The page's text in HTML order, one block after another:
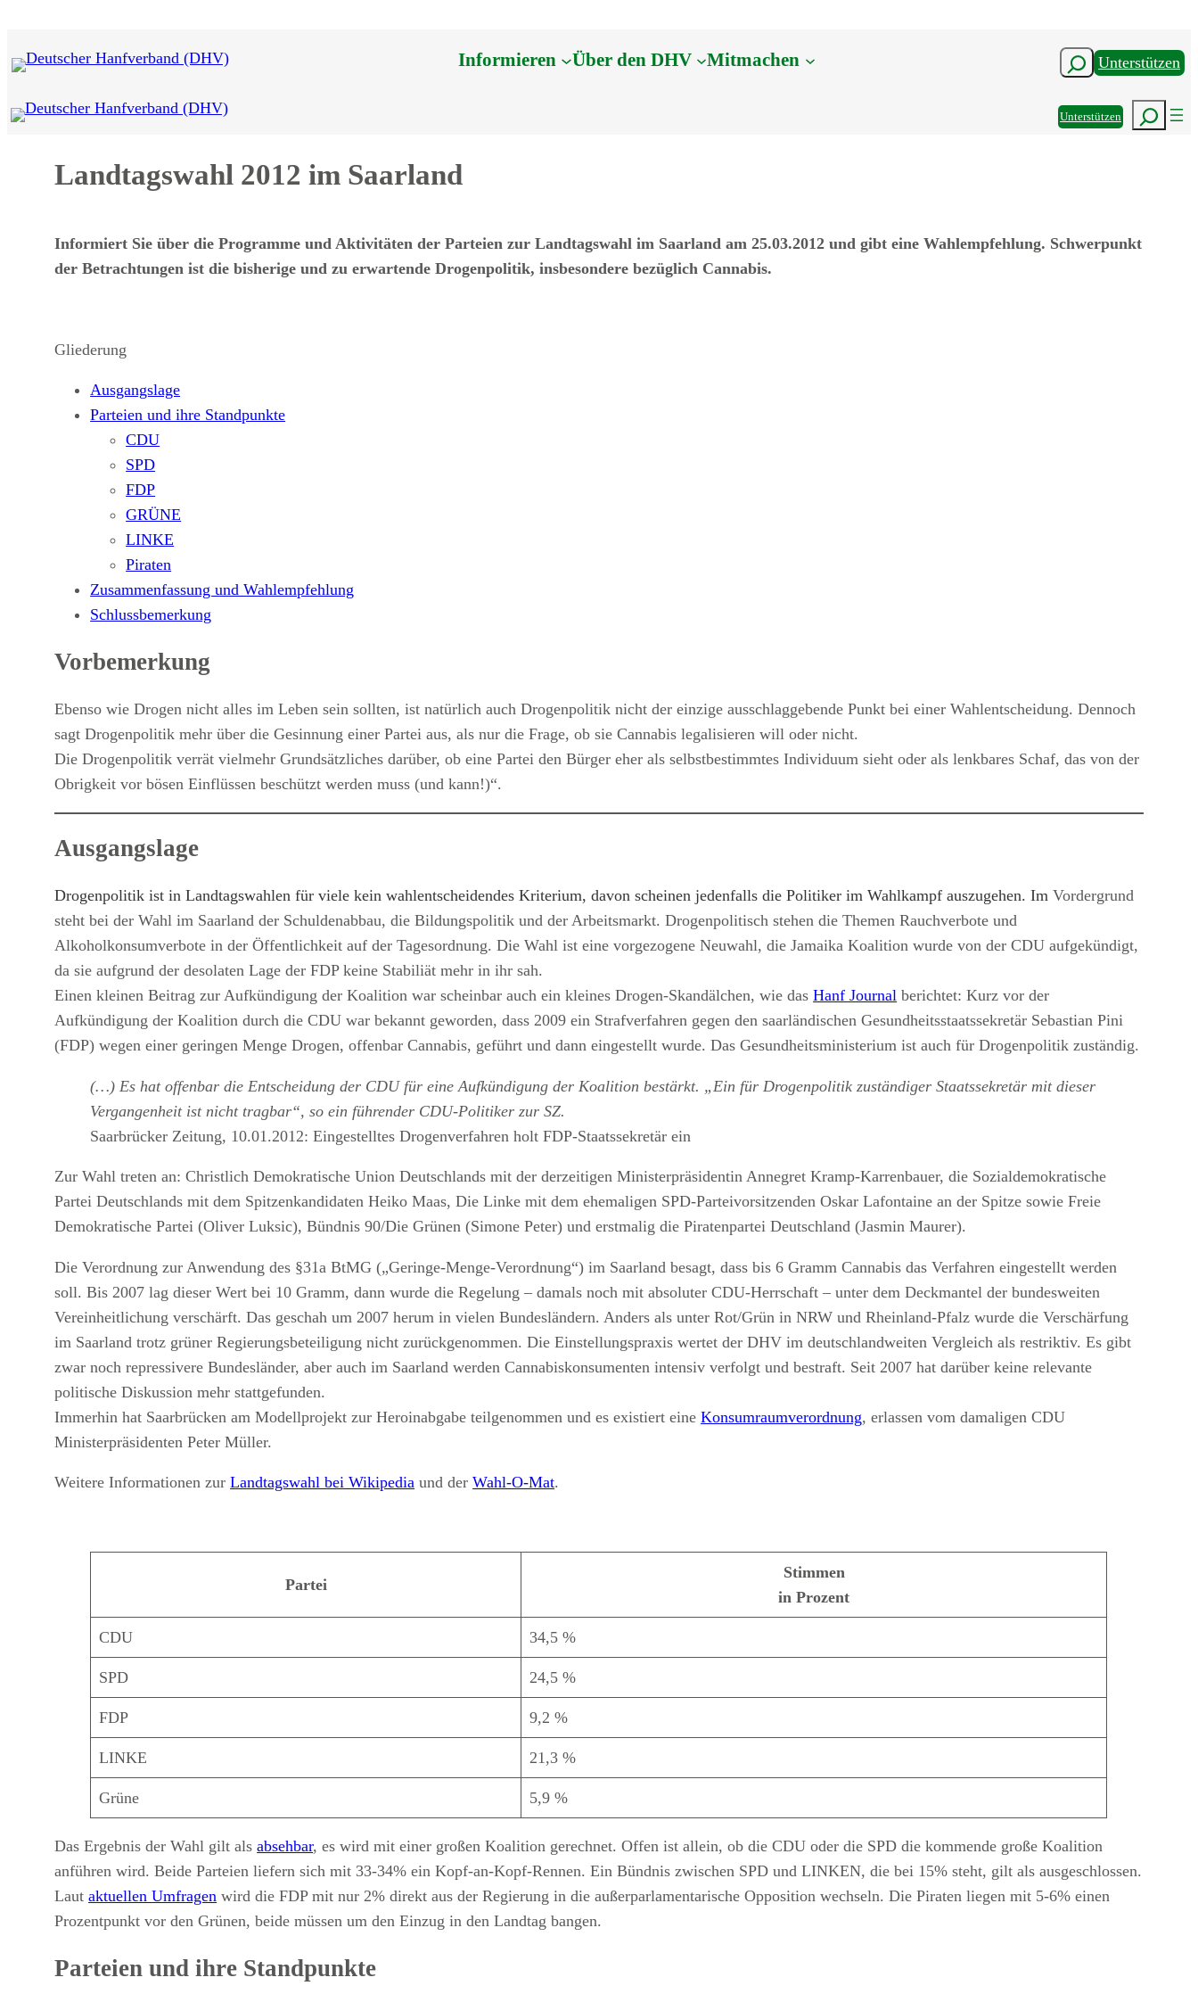
springen
Informieren Über den DHV Mitmachen SuchenUnterstützen
UnterstützenSuchen
Landtagswahl 2012 im Saarland
Informiert Sie über die Programme und Aktivitäten der Parteien zur Landtagswahl im Saarland am 25.03.2012 und gibt eine Wahlempfehlung. Schwerpunkt
der Betrachtungen ist die bisherige und zu erwartende Drogenpolitik, insbesondere bezüglich Cannabis.
Gliederung
Ausgangslage
Parteien und ihre Standpunkte
CDU
SPD
FDP
GRÜNE
LINKE
Piraten
Zusammenfassung und Wahlempfehlung
Schlussbemerkung
Vorbemerkung
Ebenso wie Drogen nicht alles im Leben sein sollten, ist natürlich auch Drogenpolitik nicht der einzige ausschlaggebende Punkt bei einer Wahlentscheidung. Dennoch
sagt Drogenpolitik mehr über die Gesinnung einer Partei aus, als nur die Frage, ob sie Cannabis legalisieren will oder nicht.
Die Drogenpolitik verrät vielmehr Grundsätzliches darüber, ob eine Partei den Bürger eher als selbstbestimmtes Individuum sieht oder als lenkbares Schaf, das von der
Obrigkeit vor bösen Einflüssen beschützt werden muss (und kann!)“.
Ausgangslage
Drogenpolitik ist in Landtagswahlen für viele kein wahlentscheidendes Kriterium, davon scheinen jedenfalls die Politiker im Wahlkampf auszugehen. ImVordergrund
steht bei der Wahl im Saarland der Schuldenabbau, die Bildungspolitik und der Arbeitsmarkt. Drogenpolitisch stehen die Themen Rauchverbote und
Alkoholkonsumverbote in der Öffentlichkeit auf der Tagesordnung. Die Wahl ist eine vorgezogene Neuwahl, die Jamaika Koalition wurde von der CDU aufgekündigt,
da sie aufgrund der desolaten Lage der FDP keine Stabiliät mehr in ihr sah.
Einen kleinen Beitrag zur Aufkündigung der Koalition war scheinbar auch ein kleines Drogen-Skandälchen, wie dasHanf Journal berichtet: Kurz vor der
Aufkündigung der Koalition durch die CDU war bekannt geworden, dass 2009 ein Strafverfahren gegen den saarländischen Gesundheitsstaatssekretär Sebastian Pini
(FDP) wegen einer geringen Menge Drogen, offenbar Cannabis, geführt und dann eingestellt wurde. Das Gesundheitsministerium ist auch für Drogenpolitik zuständig.
(…) Es hat offenbar die Entscheidung der CDU für eine Aufkündigung der Koalition bestärkt. „Ein für Drogenpolitik zuständiger Staatssekretär mit dieser
Vergangenheit ist nicht tragbar“, so ein führender CDU-Politiker zur SZ.
Saarbrücker Zeitung, 10.01.2012: Eingestelltes Drogenverfahren holt FDP-Staatssekretär ein
Zur Wahl treten an: Christlich Demokratische Union Deutschlands mit der derzeitigen Ministerpräsidentin Annegret Kramp-Karrenbauer, die Sozialdemokratische
Partei Deutschlands mit dem Spitzenkandidaten Heiko Maas, Die Linke mit dem ehemaligen SPD-Parteivorsitzenden Oskar Lafontaine an der Spitze sowie Freie
Demokratische Partei (Oliver Luksic), Bündnis 90/Die Grünen (Simone Peter) und erstmalig die Piratenpartei Deutschland (Jasmin Maurer).
Die Verordnung zur Anwendung des §31a BtMG („Geringe-Menge-Verordnung“) im Saarland besagt, dass bis 6 Gramm Cannabis das Verfahren eingestellt werden
soll. Bis 2007 lag dieser Wert bei 10 Gramm, dann wurde die Regelung – damals noch mit absoluter CDU-Herrschaft – unter dem Deckmantel der bundesweiten
Vereinheitlichung verschärft. Das geschah um 2007 herum in vielen Bundesländern. Anders als unter Rot/Grün in NRW und Rheinland-Pfalz wurde die Verschärfung
im Saarland trotz grüner Regierungsbeteiligung nicht zurückgenommen. Die Einstellungspraxis wertet der DHV im deutschlandweiten Vergleich als restriktiv. Es gibt
zwar noch repressivere Bundesländer, aber auch im Saarland werden Cannabiskonsumenten intensiv verfolgt und bestraft. Seit 2007 hat darüber keine relevante
politische Diskussion mehr stattgefunden.
Immerhin hat Saarbrücken am Modellprojekt zur Heroinabgabe teilgenommen und es existiert eineKonsumraumverordnung, erlassen vom damaligen CDU
Ministerpräsidenten Peter Müller.
Weitere Informationen zurLandtagswahl bei Wikipedia und derWahl-O-Mat.
Partei
Stimmen
in Prozent
CDU 34,5 %
SPD 24,5 %
FDP 9,2 %
LINKE 21,3 %
Grüne 5,9 %
Das Ergebnis der Wahl gilt alsabsehbar, es wird mit einer großen Koalition gerechnet. Offen ist allein, ob die CDU oder die SPD die kommende große Koalition
anführen wird. Beide Parteien liefern sich mit 33-34% ein Kopf-an-Kopf-Rennen. Ein Bündnis zwischen SPD und LINKEN, die bei 15% steht, gilt als ausgeschlossen.
Lautaktuellen Umfragen wird die FDP mit nur 2% direkt aus der Regierung in die außerparlamentarische Opposition wechseln. Die Piraten liegen mit 5-6% einen
Prozentpunkt vor den Grünen, beide müssen um den Einzug in den Landtag bangen.
Parteien und ihre Standpunkte